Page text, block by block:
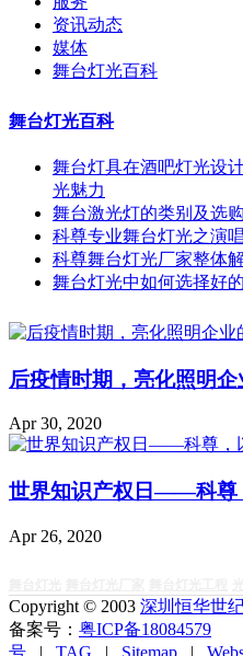
资讯动态
媒体
舞台灯光百科
舞台灯光百科
舞台灯具在酒吧灯光设
光魅力
舞台激光灯的类别及选
科尊专业舞台灯光之演
科尊舞台灯光厂家整体
舞台灯光中如何选择好
后疫情时期，亮化照明
Apr 30, 2020
世界知识产权日——科尊
Apr 26, 2020
Copyright © 2003 深圳恒华世
备案号： 粤ICP备18084579
号 | TAG | Sitemap |